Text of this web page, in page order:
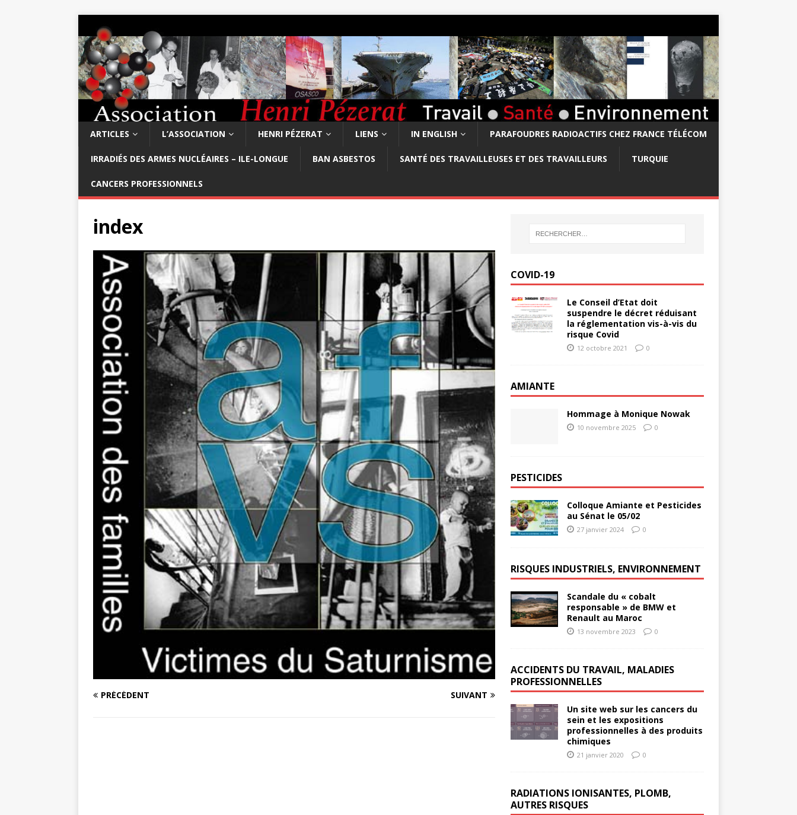
ARTICLES L’ASSOCIATION HENRI PÉZERAT LIENS IN ENGLISH PARAFOUDRES RADIOACTIFS CHEZ FRANCE TÉLÉCOM
IRRADIÉS DES ARMES NUCLÉAIRES – ILE-LONGUE BAN ASBESTOS SANTÉ DES TRAVAILLEUSES ET DES TRAVAILLEURS TURQUIE
CANCERS PROFESSIONNELS
index
PRÉCÉDENT SUIVANT
COVID-19
Le Conseil d’Etat doit
suspendre le décret réduisant
la réglementation vis-à-vis du
risque Covid
12 octobre 2021 0
AMIANTE
Hommage à Monique Nowak
10 novembre 2025 0
PESTICIDES
Colloque Amiante et Pesticides
au Sénat le 05/02
27 janvier 2024 0
RISQUES INDUSTRIELS, ENVIRONNEMENT
Scandale du « cobalt
responsable » de BMW et
Renault au Maroc
13 novembre 2023 0
ACCIDENTS DU TRAVAIL, MALADIES
PROFESSIONNELLES
Un site web sur les cancers du
sein et les expositions
professionnelles à des produits
chimiques
21 janvier 2020 0
RADIATIONS IONISANTES, PLOMB,
AUTRES RISQUES